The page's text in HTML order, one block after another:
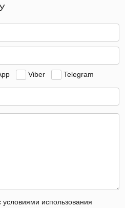
Viber Telegram
использования